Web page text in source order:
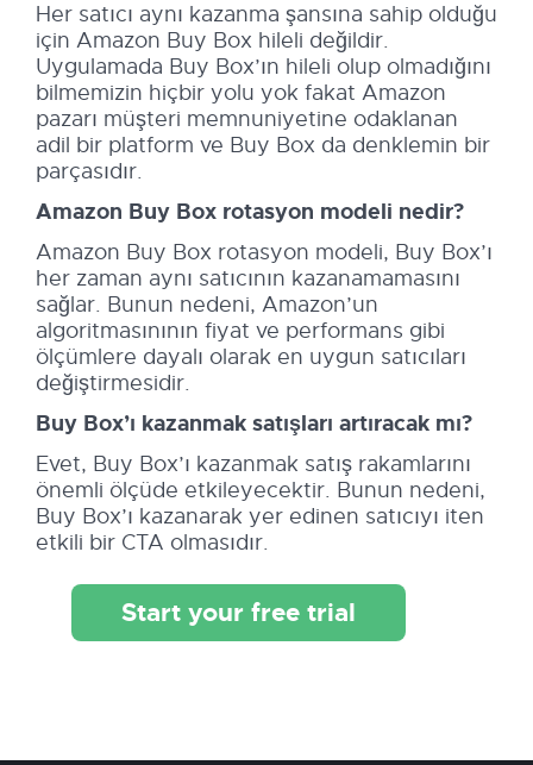
Her satıcı aynı kazanma şansına sahip olduğu
için Amazon Buy Box hileli değildir.
Uygulamada Buy Box’ın hileli olup olmadığını
bilmemizin hiçbir yolu yok fakat Amazon
pazarı müşteri memnuniyetine odaklanan
adil bir platform ve Buy Box da denklemin bir
parçasıdır.
Amazon Buy Box rotasyon modeli nedir?
Amazon Buy Box rotasyon modeli, Buy Box’ı
her zaman aynı satıcının kazanamamasını
sağlar. Bunun nedeni, Amazon’un
algoritmasınının fiyat ve performans gibi
ölçümlere dayalı olarak en uygun satıcıları
değiştirmesidir.
Buy Box’ı kazanmak satışları artıracak mı?
Evet, Buy Box’ı kazanmak satış rakamlarını
önemli ölçüde etkileyecektir. Bunun nedeni,
Buy Box’ı kazanarak yer edinen satıcıyı iten
etkili bir CTA olmasıdır.
Start your free trial